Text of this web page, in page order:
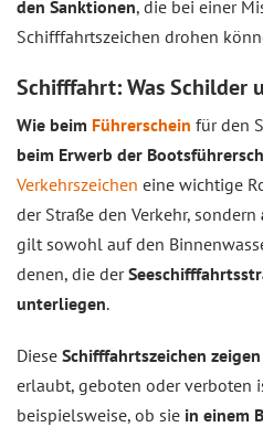
den Sanktionen, die bei einer
Schifffahrtszeichen drohen
Schifffahrt: Was Schilder
Wie beim Führerschein für den
beim Erwerb der
Verkehrszeichen eine wichtige
der Straße den Verkehr, sondern
gilt sowohl auf den
denen, die der
unterliegen.
Diese Schifffahrtszeichen zeigen
erlaubt, geboten oder verboten
beispielsweise, ob sie in einem